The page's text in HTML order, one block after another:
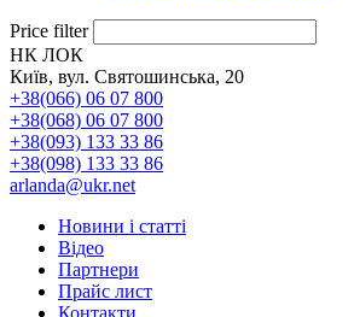
Price filter
НК ЛОК
Київ, вул. Святошинська, 20
+38(066) 06 07 800
+38(068) 06 07 800
+38(093) 133 33 86
+38(098) 133 33 86
arlanda@ukr.net
Новини і статті
Відео
Партнери
Прайс лист
Контакти